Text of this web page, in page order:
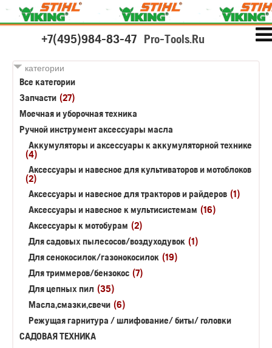
+7(495)984-83-47 Pro-Tools.Ru
категории
Все категории
Запчасти (27)
Моечная и уборочная техника
Ручной инструмент аксессуары масла
Аккумуляторы и аксессуары к аккумуляторной технике
(4)
Аксессуары и навесное для культиваторов и мотоблоков
(2)
Аксессуары и навесное для тракторов и райдеров (1)
Аксессуары и навесное к мультисистемам (16)
Аксессуары к мотобурам (2)
Для садовых пылесосов/воздуходувок (1)
Для сенокосилок/газонокосилок (19)
Для триммеров/бензокос (7)
Для цепных пил (35)
Масла,смазки,свечи (6)
Режущая гарнитура / шлифование/ биты/ головки
САДОВАЯ ТЕХНИКА